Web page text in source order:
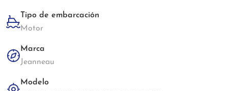
Tipo de embarcación
Motor
Marca
Jeanneau
Modelo